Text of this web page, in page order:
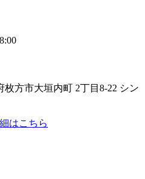
枚方市大垣内町 2丁目8-22 シン
はこちら